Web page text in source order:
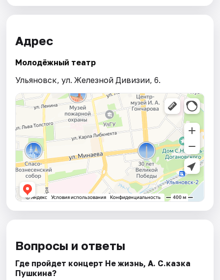
Адрес
Молодёжный театр
Ульяновск, ул. Железной Дивизии, 6.
Вопросы и ответы
Где пройдет концерт Не жизнь, А. С.казка
Пушкина?